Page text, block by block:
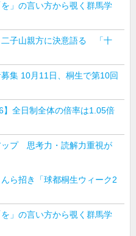
」の言い方から覗く群馬学
子山親方に決意語る 「十
集 10月11日、桐生で第10回
】全日制全体の倍率は1.05倍
ップ 思考力・読解力重視が
ら招き「球都桐生ウィーク2
」の言い方から覗く群馬学